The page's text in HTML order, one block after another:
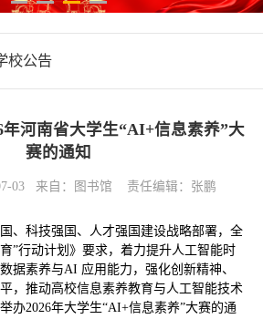
校公告
年河南省大学生“AI+信息素养”大
赛的通知
03 来自：图书馆 责任编辑：张鹏
、科技强国、人才强国建设战略部署，全
”行动计划》要求，着力提升人工智能时
据素养与AI 应用能力，强化创新精神、
，推动高校信息素养教育与人工智能技术
办2026年大学生“AI+信息素养”大赛的通